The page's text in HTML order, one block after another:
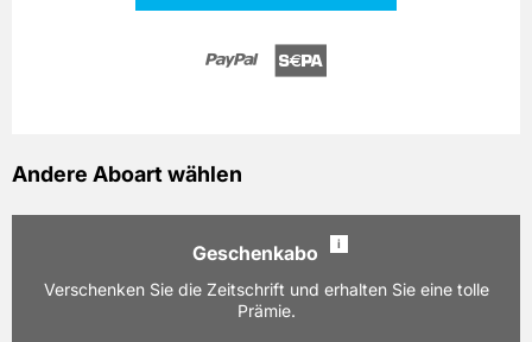
Andere Aboart wählen
Geschenkabo i
Verschenken Sie die Zeitschrift und erhalten Sie eine tolle
Prämie.